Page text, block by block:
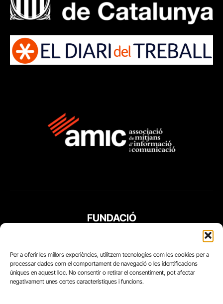
Per a oferir les millors experiències, utilitzem tecnologies com les cookies per a
processar dades com el comportament de navegació o les identificacions
úniques en aquest lloc. No consentir o retirar el consentiment, pot afectar
negativament unes certes característiques i funcions.
FUNDACIÓ